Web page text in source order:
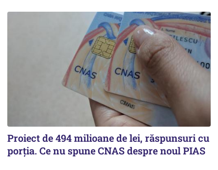
Proiect de 494 milioane de lei, răspunsuri cu
porția. Ce nu spune CNAS despre noul PIAS